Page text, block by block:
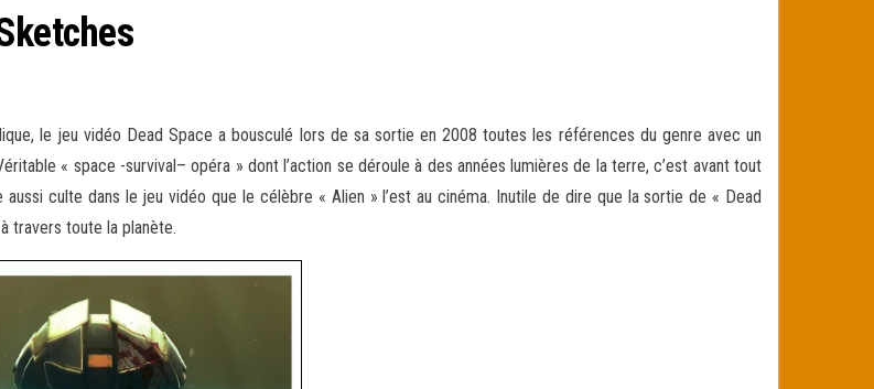
le jeu vidéo Dead Space a bousculé lors de sa sortie en 2008 toutes les références du genre avec un
« space -survival– opéra » dont l’action se déroule à des années lumières de la terre, c’est avant tout
culte dans le jeu vidéo que le célèbre « Alien » l’est au cinéma. Inutile de dire que la sortie de « Dead
travers toute la planète.